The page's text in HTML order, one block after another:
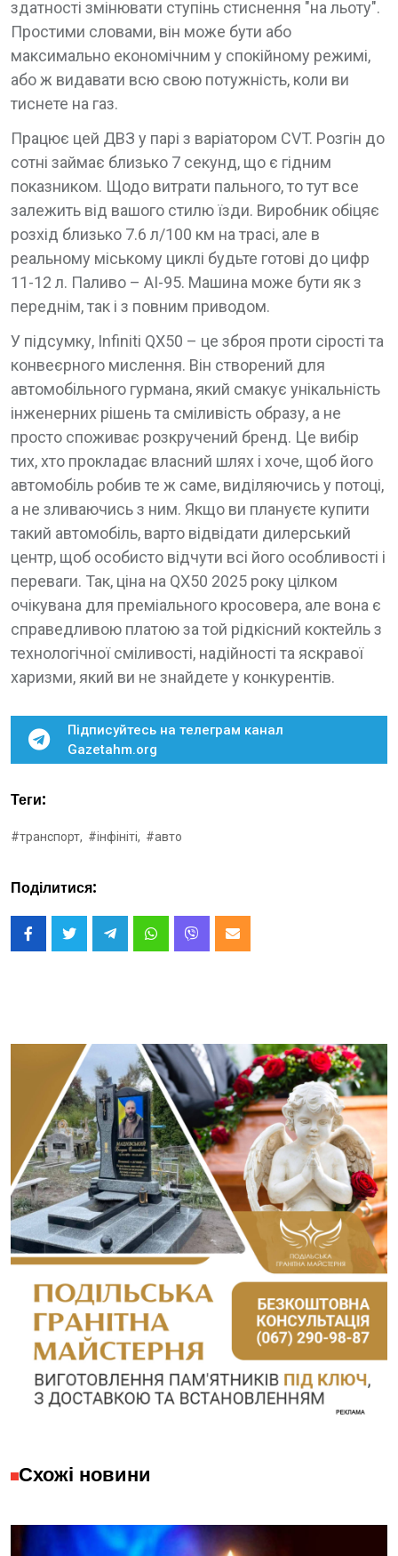
здатності змінювати ступінь стиснення "на льоту".
Простими словами, він може бути або
максимально економічним у спокійному режимі,
або ж видавати всю свою потужність, коли ви
тиснете на газ.
Працює цей ДВЗ у парі з варіатором CVT. Розгін до
сотні займає близько 7 секунд, що є гідним
показником. Щодо витрати пального, то тут все
залежить від вашого стилю їзди. Виробник обіцяє
розхід близько 7.6 л/100 км на трасі, але в
реальному міському циклі будьте готові до цифр
11-12 л. Паливо – АІ-95. Машина може бути як з
переднім, так і з повним приводом.
У підсумку, Infiniti QX50 – це зброя проти сірості та
конвеєрного мислення. Він створений для
автомобільного гурмана, який смакує унікальність
інженерних рішень та сміливість образу, а не
просто споживає розкручений бренд. Це вибір
тих, хто прокладає власний шлях і хоче, щоб його
автомобіль робив те ж саме, виділяючись у потоці,
а не зливаючись з ним. Якщо ви плануєте купити
такий автомобіль, варто відвідати дилерський
центр, щоб особисто відчути всі його особливості і
переваги. Так, ціна на QX50 2025 року цілком
очікувана для преміального кросовера, але вона є
справедливою платою за той рідкісний коктейль з
технологічної сміливості, надійності та яскравої
харизми, який ви не знайдете у конкурентів.
Підписуйтесь на телеграм канал
Gazetahm.org
Теги:
#транспорт, #інфініті, #авто
Поділитися:
Схожі новини